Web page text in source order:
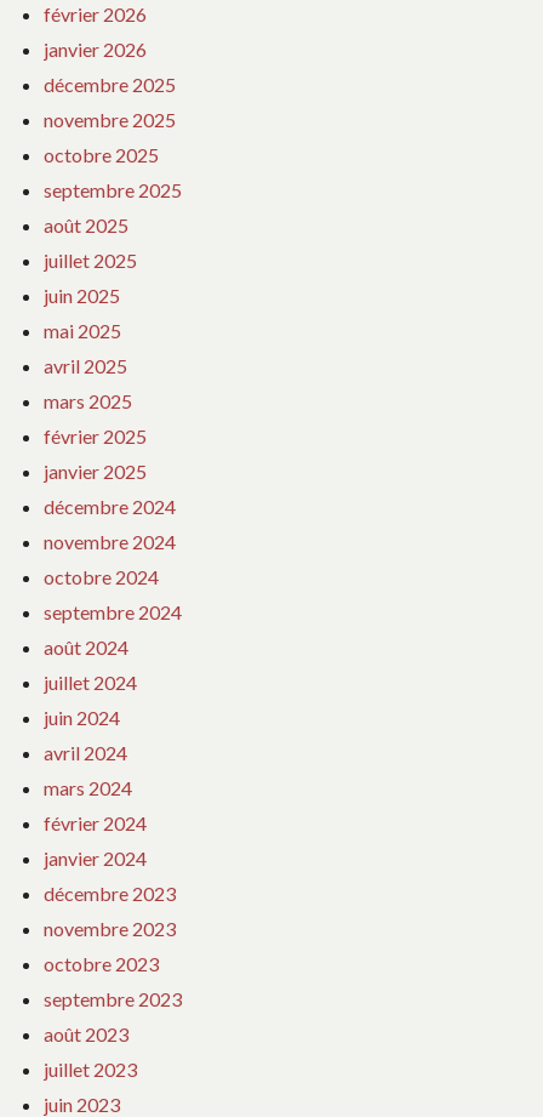
février 2026
janvier 2026
décembre 2025
novembre 2025
octobre 2025
septembre 2025
août 2025
juillet 2025
juin 2025
mai 2025
avril 2025
mars 2025
février 2025
janvier 2025
décembre 2024
novembre 2024
octobre 2024
septembre 2024
août 2024
juillet 2024
juin 2024
avril 2024
mars 2024
février 2024
janvier 2024
décembre 2023
novembre 2023
octobre 2023
septembre 2023
août 2023
juillet 2023
juin 2023